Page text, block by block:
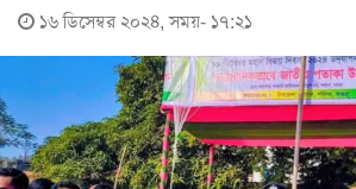
চট্টগ্রাম
বরিশাল
খুলনা
ঢাকা
১৬ ডিসেম্বর ২০২৪, সময়- ১৭:২১